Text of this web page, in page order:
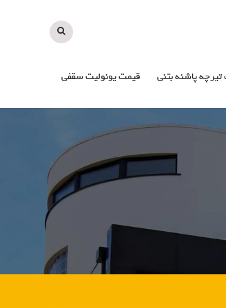
پاشنه بتنی قیمت یونولیت سقفی